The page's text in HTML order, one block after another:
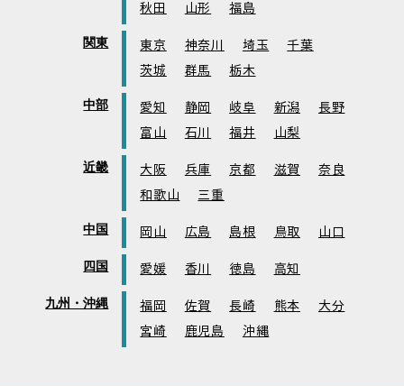
秋田
山形 福島
関東 東京 神奈川 埼玉
千葉
茨城
群馬 栃木
中部 愛知 静岡 岐阜 新潟
長野
富山
石川 福井 山梨
近畿 大阪 兵庫 京都 滋賀
奈良
和歌山
三重
中国 岡山 広島 島根 鳥取 山口
四国 愛媛 香川 徳島 高知
九州・沖縄 福岡 佐賀 長崎 熊本
大分
宮崎
鹿児島 沖縄